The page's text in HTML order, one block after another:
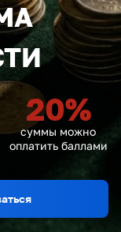
20%
суммы можно
оплатить баллами